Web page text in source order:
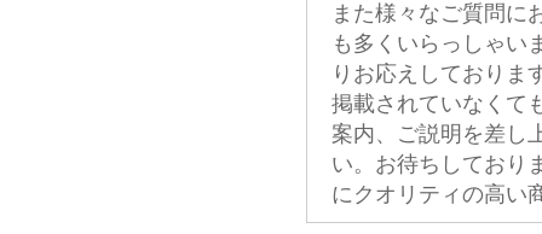
また様々なご質問に
も多くいらっしゃい
りお応えしておりま
掲載されていなくて
案内、ご説明を差し
い。お待ちしており
にクオリティの高い